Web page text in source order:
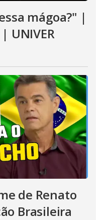
mágoa?" |
UNIVER
de Renato
Brasileira